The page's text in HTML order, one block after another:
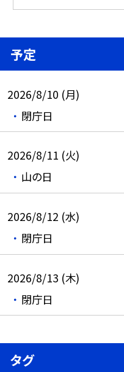
予定
2026/8/10 (月)
閉庁日
2026/8/11 (火)
山の日
2026/8/12 (水)
閉庁日
2026/8/13 (木)
閉庁日
タグ